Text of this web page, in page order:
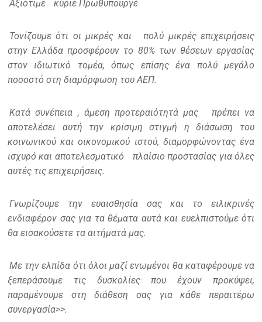
Αξιότιμε κύριε Πρωθυπουργέ
Τονίζουμε ότι οι μικρές και
πολύ μικρές επιχειρήσεις
στην Ελλάδα προσφέρουν το 80% των θέσεων εργασίας
στον ιδιωτικό τομέα, όπως επίσης ένα πολύ μεγάλο
ποσοστό στη διαμόρφωση του ΑΕΠ.
Κατά συνέπεια , άμεση προτεραιότητά μας
πρέπει να
αποτελέσει αυτή την κρίσιμη στιγμή η διάσωση του
κοινωνικού και οικονομικού ιστού, διαμορφώνοντας ένα
ισχυρό και αποτελεσματικό
πλαίσιο προστασίας για όλες
αυτές τις επιχειρήσεις.
Γνωρίζουμε την ευαισθησία σας και το ειλικρινές
ενδιαφέρον σας για τα θέματα αυτά και ευελπιστούμε ότι
θα εισακούσετε τα αιτήματά μας.
Με την ελπίδα ότι όλοι μαζί ενωμένοι θα καταφέρουμε να
ξεπεράσουμε τις δυσκολίες που έχουν προκύψει,
παραμένουμε στη διάθεση σας για κάθε περαιτέρω
συνεργασία>>.